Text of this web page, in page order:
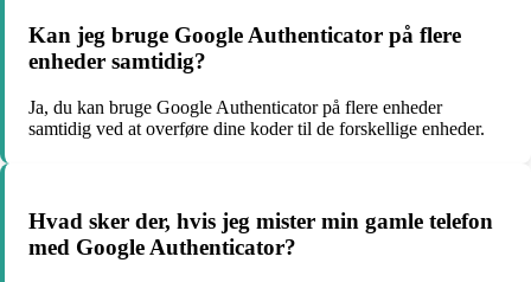
Kan jeg bruge Google Authenticator på flere
enheder samtidig?
Ja, du kan bruge Google Authenticator på flere enheder
samtidig ved at overføre dine koder til de forskellige enheder.
Hvad sker der, hvis jeg mister min gamle telefon
med Google Authenticator?